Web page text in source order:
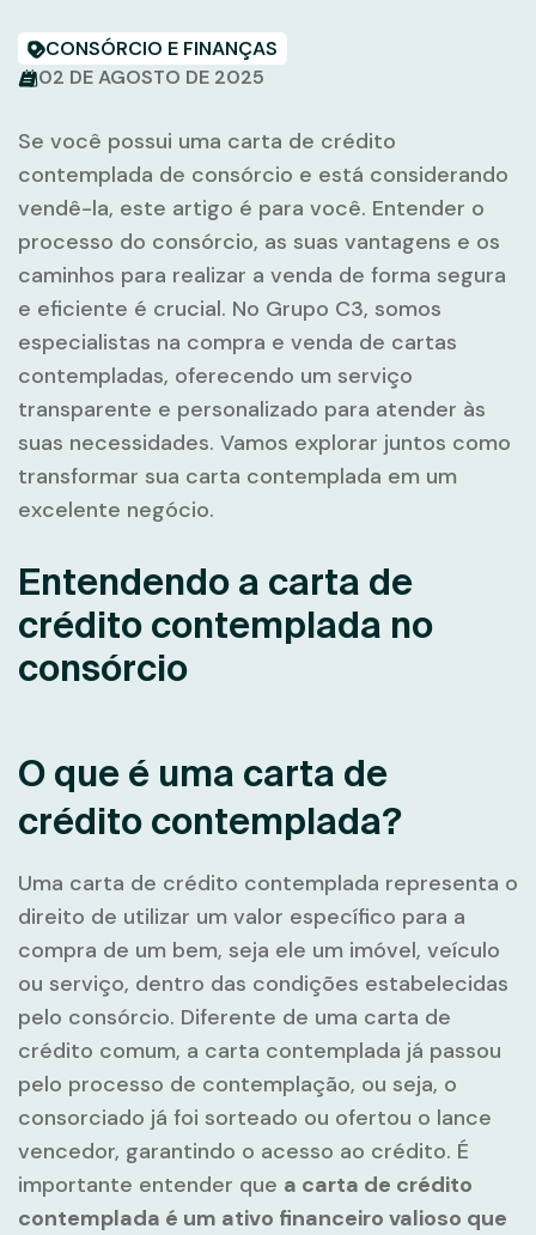
CONSÓRCIO E FINANÇAS
02 DE AGOSTO DE 2025
Se você possui uma carta de crédito
contemplada de consórcio e está considerando
vendê-la, este artigo é para você. Entender o
processo do consórcio, as suas vantagens e os
caminhos para realizar a venda de forma segura
e eficiente é crucial. No Grupo C3, somos
especialistas na compra e venda de cartas
contempladas, oferecendo um serviço
transparente e personalizado para atender às
suas necessidades. Vamos explorar juntos como
transformar sua carta contemplada em um
excelente negócio.
Entendendo a carta de
crédito contemplada no
consórcio
O que é uma carta de
crédito contemplada?
Uma carta de crédito contemplada representa o
direito de utilizar um valor específico para a
compra de um bem, seja ele um imóvel, veículo
ou serviço, dentro das condições estabelecidas
pelo consórcio. Diferente de uma carta de
crédito comum, a carta contemplada já passou
pelo processo de contemplação, ou seja, o
consorciado já foi sorteado ou ofertou o lance
vencedor, garantindo o acesso ao crédito. É
importante entender que a carta de crédito
contemplada é um ativo financeiro valioso que